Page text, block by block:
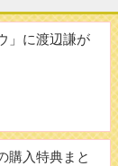
」に渡辺謙が
購入特典まと